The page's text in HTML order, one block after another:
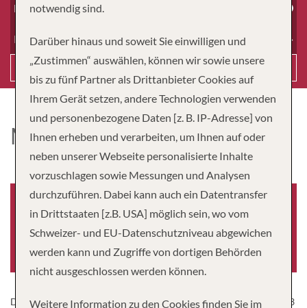
Dauer
Reiseart
Suchen
MS THURGAU RHÔNE
Baujahr
-0001
Die MS Thurgau Rhône wurde 2004 gebaut und im Winter 2012/13
notwendig sind.
Darüber hinaus und soweit Sie einwilligen und
„Zustimmen“ auswählen, können wir sowie unsere
bis zu fünf Partner als Drittanbieter Cookies auf
Ihrem Gerät setzen, andere Technologien verwenden
und personenbezogene Daten [z. B. IP-Adresse] von
Ihnen erheben und verarbeiten, um Ihnen auf oder
neben unserer Webseite personalisierte Inhalte
vorzuschlagen sowie Messungen und Analysen
durchzuführen. Dabei kann auch ein Datentransfer
in Drittstaaten [z.B. USA] möglich sein, wo vom
Schweizer- und EU-Datenschutzniveau abgewichen
werden kann und Zugriffe von dortigen Behörden
nicht ausgeschlossen werden können.
Weitere Information zu den Cookies finden Sie im